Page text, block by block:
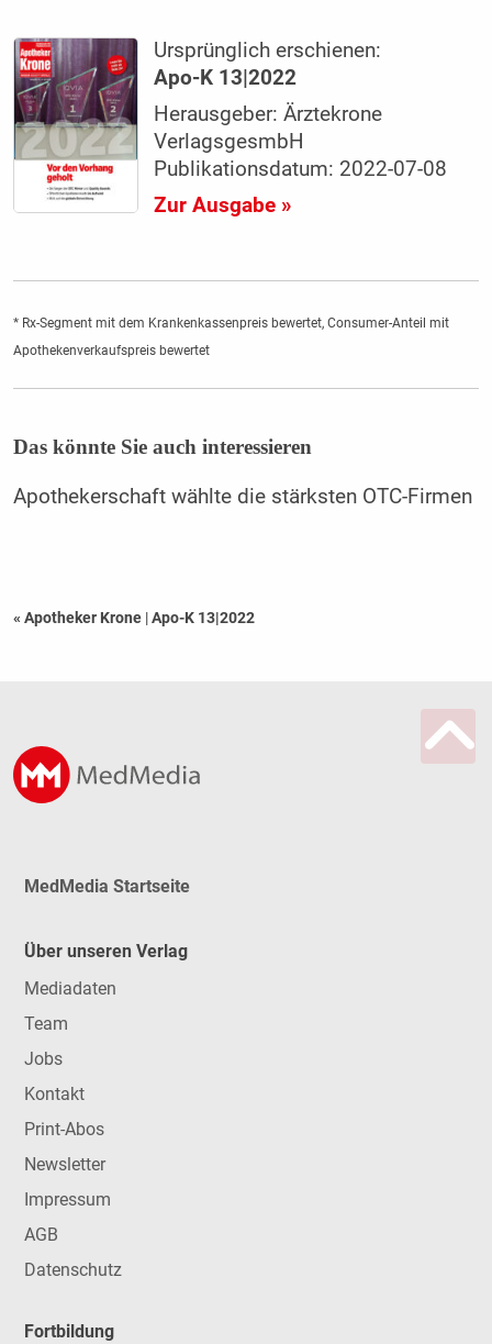
Ursprünglich erschienen:
Apo-K 13|2022
Herausgeber: Ärztekrone
VerlagsgesmbH
Publikationsdatum: 2022-07-08
Zur Ausgabe »
* Rx-Segment mit dem Krankenkassenpreis bewertet, Consumer-Anteil mit
Apothekenverkaufspreis bewertet
Das könnte Sie auch interessieren
Apothekerschaft wählte die stärksten OTC-Firmen
« Apotheker Krone |Apo-K 13|2022
MedMedia Startseite
Über unseren Verlag
Mediadaten
Team
Jobs
Kontakt
Print-Abos
Newsletter
Impressum
AGB
Datenschutz
Fortbildung